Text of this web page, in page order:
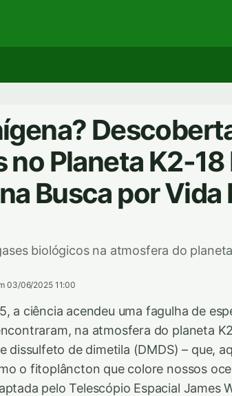
no Planeta K2-18
Busca por Vida
biológicos na atmosfera do
03/06/2025 11:00
a ciência acendeu uma fagulha de
na atmosfera do planeta
dissulfeto de dimetila (DMDS) – que,
o fitoplâncton que colore nossos
pelo Telescópio Espacial James